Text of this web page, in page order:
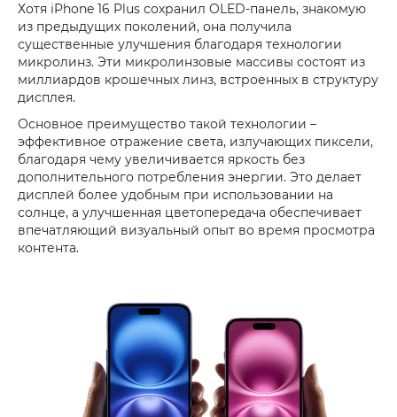
Хотя iPhone 16 Plus сохранил OLED-панель, знакомую
из предыдущих поколений, она получила
существенные улучшения благодаря технологии
микролинз. Эти микролинзовые массивы состоят из
миллиардов крошечных линз, встроенных в структуру
дисплея.
Основное преимущество такой технологии –
эффективное отражение света, излучающих пиксели,
благодаря чему увеличивается яркость без
дополнительного потребления энергии. Это делает
дисплей более удобным при использовании на
солнце, а улучшенная цветопередача обеспечивает
впечатляющий визуальный опыт во время просмотра
контента.